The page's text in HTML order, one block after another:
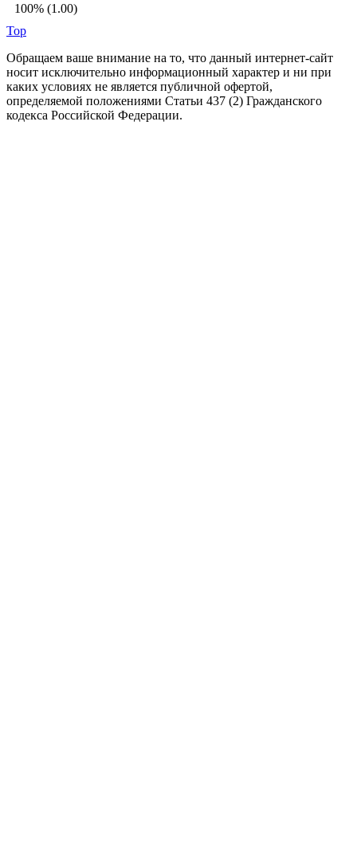
100% (1.00)
Top
Обращаем ваше внимание на то, что данный интернет-сайт
носит исключительно информационный характер и ни при
каких условиях не является публичной офертой,
определяемой положениями Статьи 437 (2) Гражданского
кодекса Российской Федерации.